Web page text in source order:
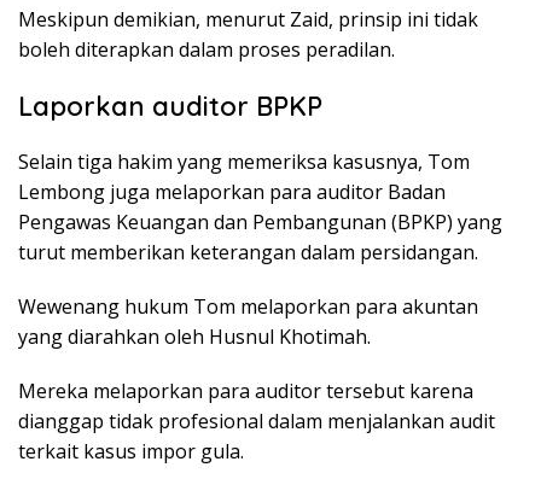
Meskipun demikian, menurut Zaid, prinsip ini tidak
boleh diterapkan dalam proses peradilan.
Laporkan auditor BPKP
Selain tiga hakim yang memeriksa kasusnya, Tom
Lembong juga melaporkan para auditor Badan
Pengawas Keuangan dan Pembangunan (BPKP) yang
turut memberikan keterangan dalam persidangan.
Wewenang hukum Tom melaporkan para akuntan
yang diarahkan oleh Husnul Khotimah.
Mereka melaporkan para auditor tersebut karena
dianggap tidak profesional dalam menjalankan audit
terkait kasus impor gula.